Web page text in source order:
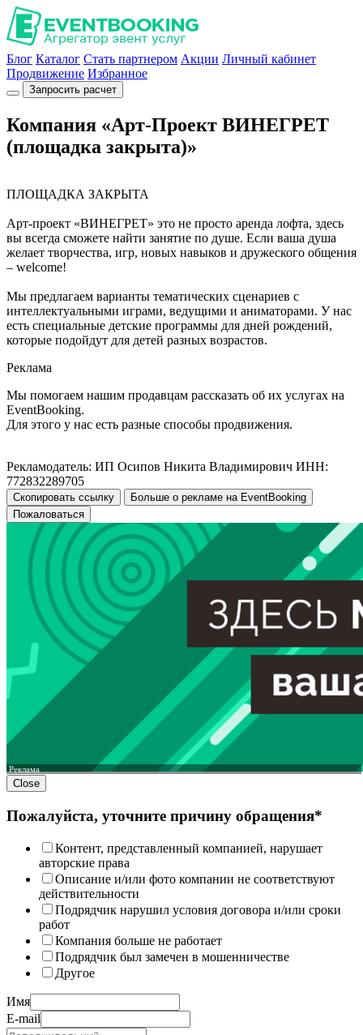
Блог Каталог Стать партнером Акции Личный кабинет
Продвижение Избранное
Запросить расчет
Компания «Арт-Проект ВИНЕГРЕТ
(площадка закрыта)»
ПЛОЩАДКА ЗАКРЫТА
Арт-проект «ВИНЕГРЕТ» это не просто аренда лофта, здесь
вы всегда сможете найти занятие по душе. Если ваша душа
желает творчества, игр, новых навыков и дружеского общения
– welcome!
Мы предлагаем варианты тематических сценариев с
интеллектуальными играми, ведущими и аниматорами. У нас
есть специальные детские программы для дней рождений,
которые подойдут для детей разных возрастов.
Реклама
Мы помогаем нашим продавцам рассказать об их услугах на
EventBooking.
Для этого у нас есть разные способы продвижения.
Рекламодатель: ИП Осипов Никита Владимирович ИНН:
772832289705
Скопировать ссылку
Больше о рекламе на EventBooking
Пожаловаться
Реклама
Close
Пожалуйста, уточните причину обращения*
Контент, представленный компанией, нарушает
авторские права
Описание и/или фото компании не соответствуют
действительности
Подрядчик нарушил условия договора и/или сроки
работ
Компания больше не работает
Подрядчик был замечен в мошенничестве
Другое
Имя
E-mail